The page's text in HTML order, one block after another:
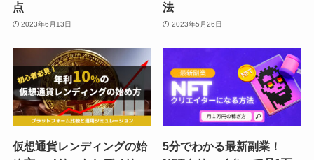
点
2023年6月13日
法
2023年5月26日
仮想通貨レンディングの始
5分でわかる最新副業！